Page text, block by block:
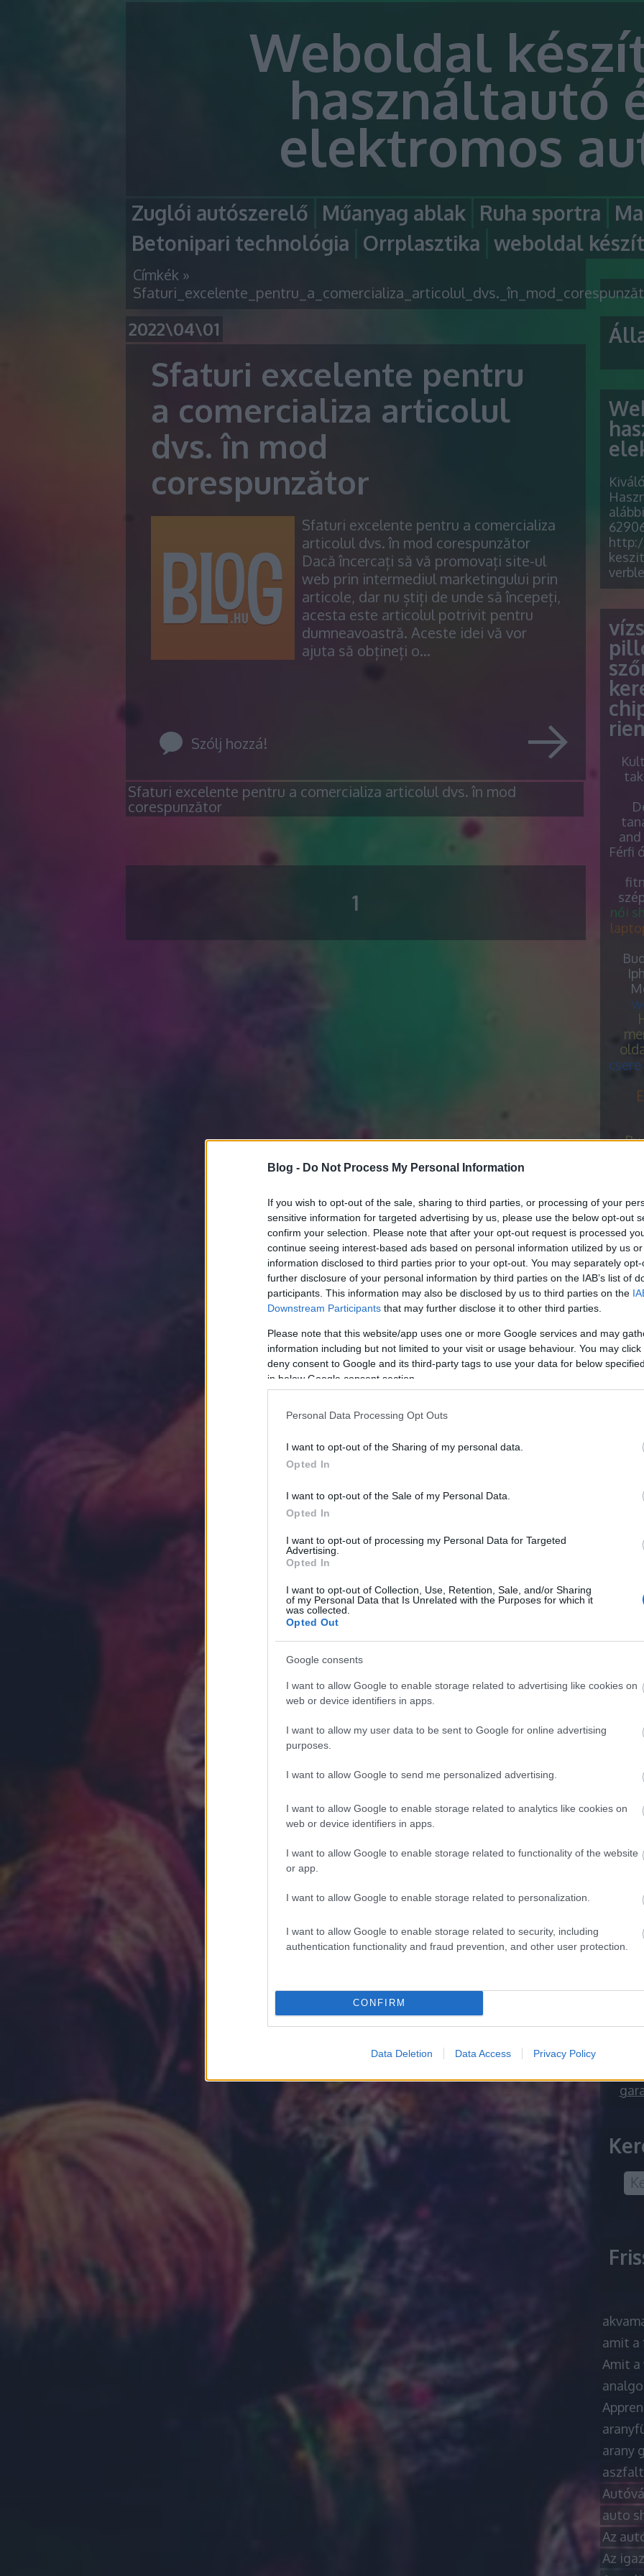
Blog - Do Not Process My Personal Information
If you wish to opt-out of the sale, sharing to third parties, or processing of your
sensitive information for targeted advertising by us, please use the below opt-out
confirm your selection. Please note that after your opt-out request is processed
continue seeing interest-based ads based on personal information utilized by us
information disclosed to third parties prior to your opt-out. You may separately
further disclosure of your personal information by third parties on the IAB’s list of
participants. This information may also be disclosed by us to third parties on the
Downstream Participants that may further disclose it to other third parties.
Please note that this website/app uses one or more Google services and may
information including but not limited to your visit or usage behaviour. You may
deny consent to Google and its third-party tags to use your data for below
in below Google consent section.
Personal Data Processing Opt Outs
I want to opt-out of the Sharing of my personal data.
Opted In
I want to opt-out of the Sale of my Personal Data.
Opted In
I want to opt-out of processing my Personal Data for Targeted
Advertising.
Opted In
I want to opt-out of Collection, Use, Retention, Sale, and/or Sharing
of my Personal Data that Is Unrelated with the Purposes for which it
was collected.
Opted Out
Google consents
I want to allow Google to enable storage related to advertising like cookies on
web or device identifiers in apps.
I want to allow my user data to be sent to Google for online advertising
purposes.
I want to allow Google to send me personalized advertising.
I want to allow Google to enable storage related to analytics like cookies on
web or device identifiers in apps.
I want to allow Google to enable storage related to functionality of the website
or app.
I want to allow Google to enable storage related to personalization.
I want to allow Google to enable storage related to security, including
authentication functionality and fraud prevention, and other user protection.
CONFIRM
Data Deletion Data Access Privacy Policy
Weboldal
használtautó
elektromos
Zuglói autószerelő Műanyag ablak Ruha sportra
Betonipari technológia Orrplasztika weboldal
Címkék »
2022\04\01
Sfaturi excelente pentru
a comercializa articolul
dvs. în mod
corespunzător
Sfaturi excelente pentru a comercializa
articolul dvs. în mod corespunzător
Dacă încercați să vă promovați site-ul
web prin intermediul marketingului prin
articole, dar nu știți de unde să începeți,
acesta este articolul potrivit pentru
dumneavoastră. Aceste idei vă vor
ajuta să obțineți o…
Szólj hozzá!
Sfaturi excelente pentru a comercializa articolul dvs. în mod
corespunzător
1
Férfi
női
fali
SEO
amit a
Amit a
arany
auto
Az
Az